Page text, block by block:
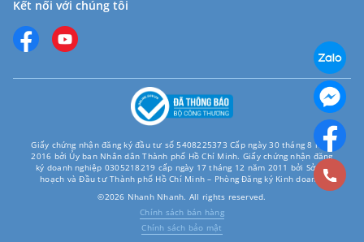
Kết nối với chúng tôi
Giấy chứng nhận đăng ký đầu tư số 5408225373 Cấp ngày 30 tháng 8 năm
2016 bởi Ủy ban Nhân dân Thành phố Hồ Chí Minh. Giấy chứng nhận đăng
ký doanh nghiệp 0305218219 cấp ngày 17 tháng 12 năm 2011 bởi Sở Kế
hoạch và Đầu tư Thành phố Hồ Chí Minh – Phòng Đăng ký Kinh doanh.
©2026 Nhanh Nhanh. All rights reserved.
Chính sách bán hàng
Chính sách bảo mật